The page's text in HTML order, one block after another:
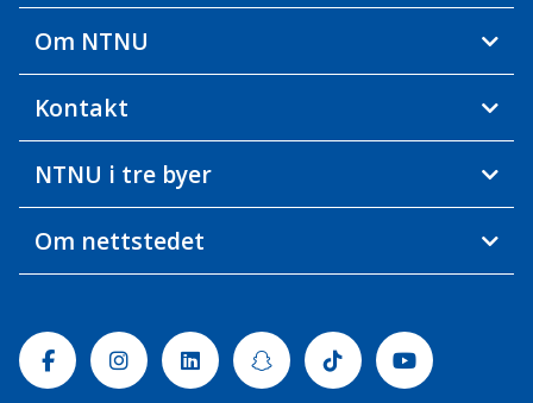
Om NTNU
Kontakt
NTNU i tre byer
Om nettstedet
FacebookInstagramLinkedinSnapchatTiktok Youtube